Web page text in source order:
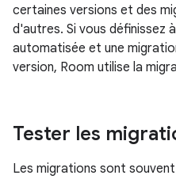
certaines versions et des
d'autres. Si vous définissez
automatisée et une
version, Room utilise la
Tester les
Les migrations sont